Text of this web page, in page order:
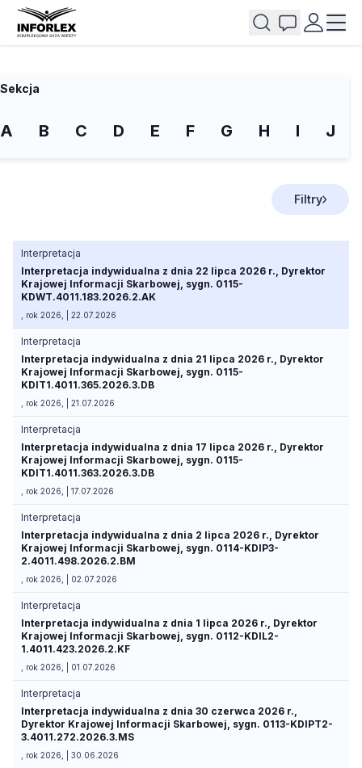
Sekcja
A B C D E F G H I J
Filtry
Interpretacja
Interpretacja indywidualna z dnia 22 lipca 2026 r., Dyrektor
Krajowej Informacji Skarbowej, sygn. 0115-
KDWT.4011.183.2026.2.AK
, rok 2026, | 22.07.2026
Interpretacja
Interpretacja indywidualna z dnia 21 lipca 2026 r., Dyrektor
Krajowej Informacji Skarbowej, sygn. 0115-
KDIT1.4011.365.2026.3.DB
, rok 2026, | 21.07.2026
Interpretacja
Interpretacja indywidualna z dnia 17 lipca 2026 r., Dyrektor
Krajowej Informacji Skarbowej, sygn. 0115-
KDIT1.4011.363.2026.3.DB
, rok 2026, | 17.07.2026
Interpretacja
Interpretacja indywidualna z dnia 2 lipca 2026 r., Dyrektor
Krajowej Informacji Skarbowej, sygn. 0114-KDIP3-
2.4011.498.2026.2.BM
, rok 2026, | 02.07.2026
Interpretacja
Interpretacja indywidualna z dnia 1 lipca 2026 r., Dyrektor
Krajowej Informacji Skarbowej, sygn. 0112-KDIL2-
1.4011.423.2026.2.KF
, rok 2026, | 01.07.2026
Interpretacja
Interpretacja indywidualna z dnia 30 czerwca 2026 r.,
Dyrektor Krajowej Informacji Skarbowej, sygn. 0113-KDIPT2-
3.4011.272.2026.3.MS
, rok 2026, | 30.06.2026